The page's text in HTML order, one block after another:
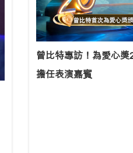
曾比特專訪！為愛心獎
擔任表演嘉賓